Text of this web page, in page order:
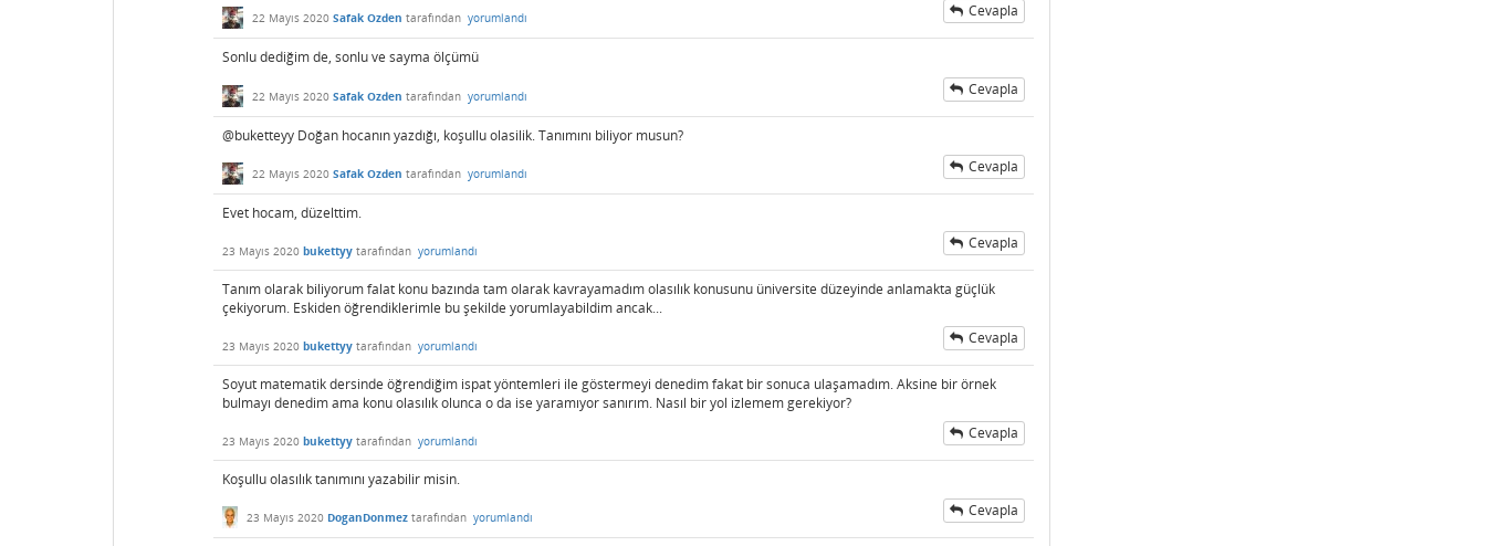
22 Mayıs 2020 Safak Ozden tarafından yorumlandı Cevapla
Sonlu dediğim de, sonlu ve sayma ölçümü
22 Mayıs 2020 Safak Ozden tarafından yorumlandı Cevapla
@buketteyy Doğan hocanın yazdığı, koşullu olasilik. Tanımını biliyor musun?
22 Mayıs 2020 Safak Ozden tarafından yorumlandı Cevapla
Evet hocam, düzelttim.
23 Mayıs 2020 bukettyy tarafından yorumlandı Cevapla
Tanım olarak biliyorum falat konu bazında tam olarak kavrayamadım olasılık konusunu üniversite düzeyinde anlamakta güçlük
çekiyorum. Eskiden öğrendiklerimle bu şekilde yorumlayabildim ancak...
23 Mayıs 2020 bukettyy tarafından yorumlandı Cevapla
Soyut matematik dersinde öğrendiğim ispat yöntemleri ile göstermeyi denedim fakat bir sonuca ulaşamadım. Aksine bir örnek
bulmayı denedim ama konu olasılık olunca o da ise yaramıyor sanırım. Nasıl bir yol izlemem gerekiyor?
23 Mayıs 2020 bukettyy tarafından yorumlandı Cevapla
Koşullu olasılık tanımını yazabilir misin.
23 Mayıs 2020 DoganDonmez tarafından yorumlandı Cevapla